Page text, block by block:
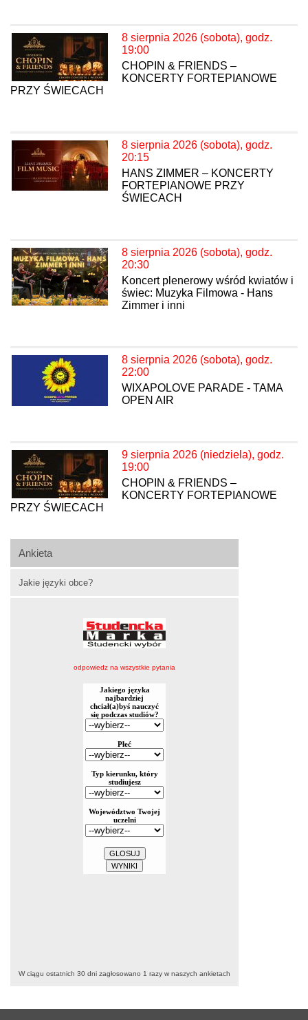
Ankieta
Jakie języki obce?
odpowiedz na wszystkie pytania
W ciągu ostatnich 30 dni zagłosowano 1 razy w naszych ankietach
8 sierpnia 2026 (sobota), godz.
19:00
CHOPIN & FRIENDS –
KONCERTY FORTEPIANOWE
PRZY ŚWIECACH
8 sierpnia 2026 (sobota), godz.
20:15
HANS ZIMMER – KONCERTY
FORTEPIANOWE PRZY
ŚWIECACH
8 sierpnia 2026 (sobota), godz.
20:30
Koncert plenerowy wśród kwiatów i
świec: Muzyka Filmowa - Hans
Zimmer i inni
8 sierpnia 2026 (sobota), godz.
22:00
WIXAPOLOVE PARADE - TAMA
OPEN AIR
9 sierpnia 2026 (niedziela), godz.
19:00
CHOPIN & FRIENDS –
KONCERTY FORTEPIANOWE
PRZY ŚWIECACH